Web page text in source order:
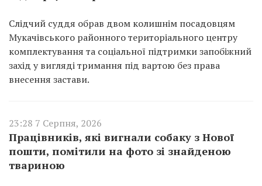
Слідчий суддя обрав двом колишнім посадовцям
Мукачівського районного територіального центру
комплектування та соціальної підтримки запобіжний
захід у вигляді тримання під вартою без права
внесення застави.
23:28 7 Серпня, 2026
Працівників, які вигнали собаку з Нової
пошти, помітили на фото зі знайденою
твариною